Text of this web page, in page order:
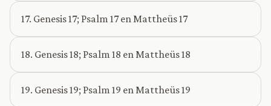
17. Genesis 17; Psalm 17 en Mattheüs 17
18. Genesis 18; Psalm 18 en Mattheüs 18
19. Genesis 19; Psalm 19 en Mattheüs 19